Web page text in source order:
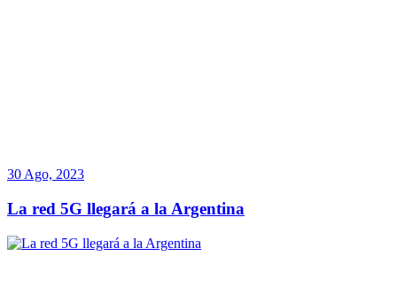
30 Ago, 2023
La red 5G llegará a la Argentina